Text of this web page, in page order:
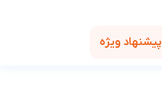
پیشنهاد ویژه